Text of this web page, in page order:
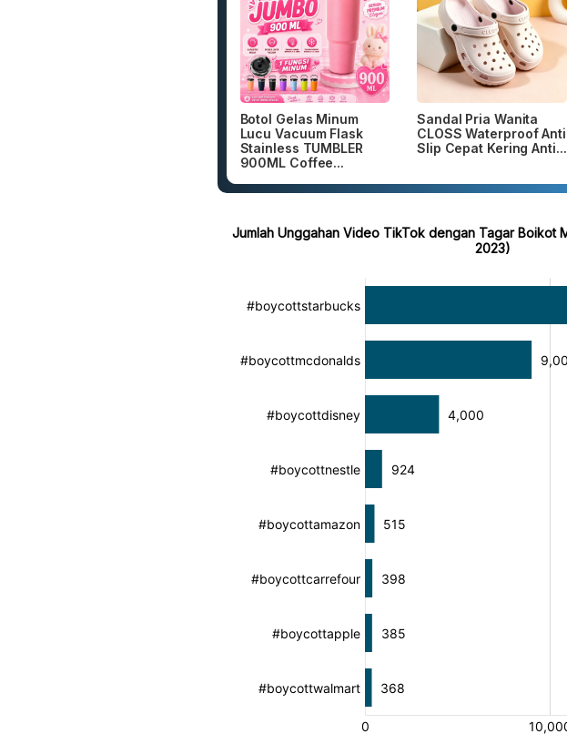
Botol Gelas Minum
Lucu Vacuum Flask
Stainless TUMBLER
900ML Coffee...
Sandal Pria Wanita
CLOSS Waterproof Anti
Slip Cepat Kering Anti...